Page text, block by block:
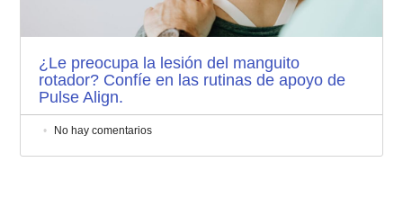
¿Le preocupa la lesión del manguito
rotador? Confíe en las rutinas de apoyo de
Pulse Align.
No hay comentarios